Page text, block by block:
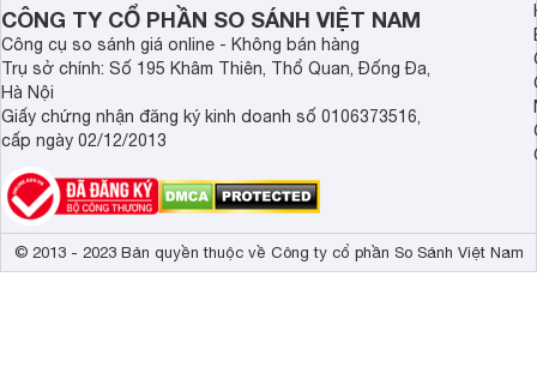
CÔNG TY CỔ PHẦN SO SÁNH VIỆT NAM
Công cụ so sánh giá online - Không bán hàng
Trụ sở chính: Số 195 Khâm Thiên, Thổ Quan, Đống Đa,
Hà Nội
Giấy chứng nhận đăng ký kinh doanh số 0106373516,
cấp ngày 02/12/2013
© 2013 - 2023 Bản quyền thuộc về Công ty cổ phần So Sánh Việt Nam